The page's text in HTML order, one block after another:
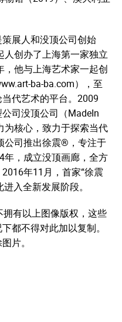
展人和没顶公司创始
人创办了上海第一家独立
他与上海艺术家一起创
ba-ba.com），至
代艺术的平台。2009
司没顶公司（MadeIn
为核心，致力于探索当代
公司推出徐震®，专注于
年，成立没顶画廊，全方
年11月，首家“徐震
入全新发展阶段。
有以上图像版权，这些
都不得对此加以复制。
片。